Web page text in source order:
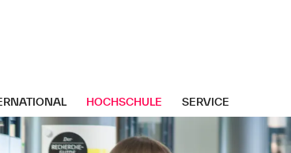
HOCHSCHULE SERVICE